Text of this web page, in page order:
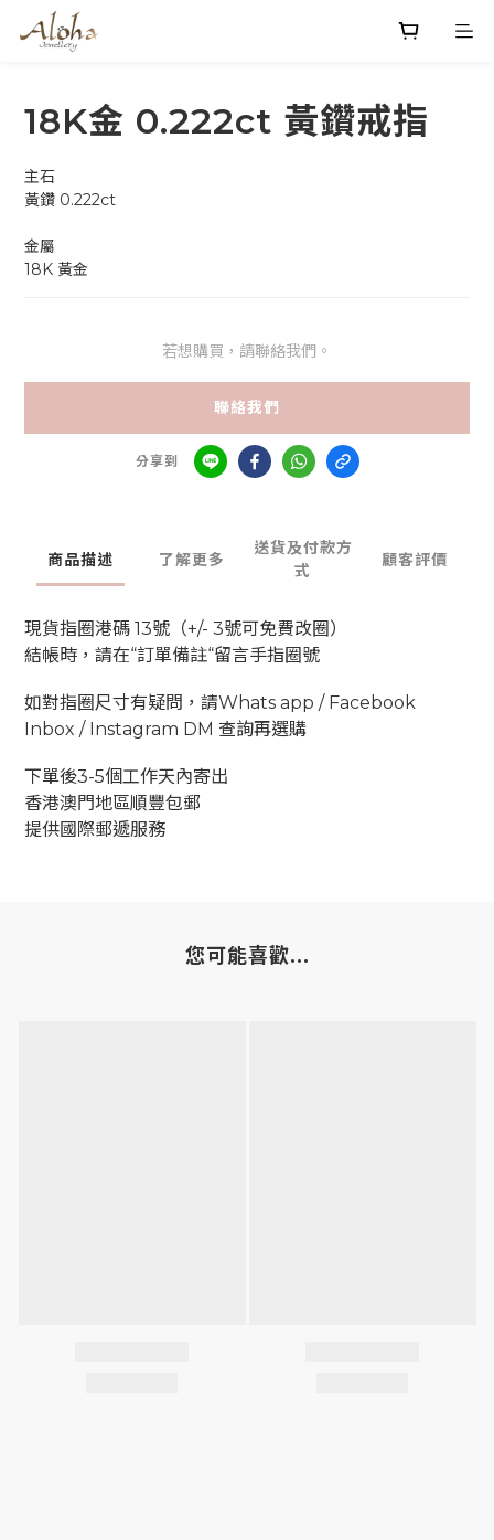
18K金 0.222ct 黃鑽戒指
主石
黃鑽 0.222ct
金屬
18K 黃金
若想購買，請聯絡我們。
聯絡我們
分享到
商品描述 了解更多
送貨及付款方
式
顧客評價
現貨指圈港碼 13號（+/- 3號可免費改圈）
結帳時，請在“訂單備註“留言手指圈號
如對指圈尺寸有疑問，請Whats app / Facebook
Inbox / Instagram DM 查詢再選購
下單後3-5個工作天內寄出
香港澳門地區順豐包郵
提供國際郵遞服務
您可能喜歡...